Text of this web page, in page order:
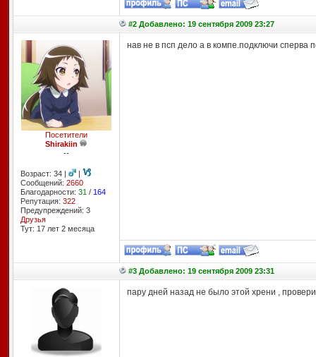
#2 Добавлено: 19 сентября 2009 23:27
Посетители
Shirakiin
--
Возраст: 34 |
|
Сообщений: 2660
Благодарности: 31 / 164
Репутация: 322
Предупреждений: 3
Друзья
Тут: 17 лет 2 месяцa
нав не в псп дело а в компе.подключи сперва
#3 Добавлено: 19 сентября 2009 23:31
пару дней назад не было этой хрени ,